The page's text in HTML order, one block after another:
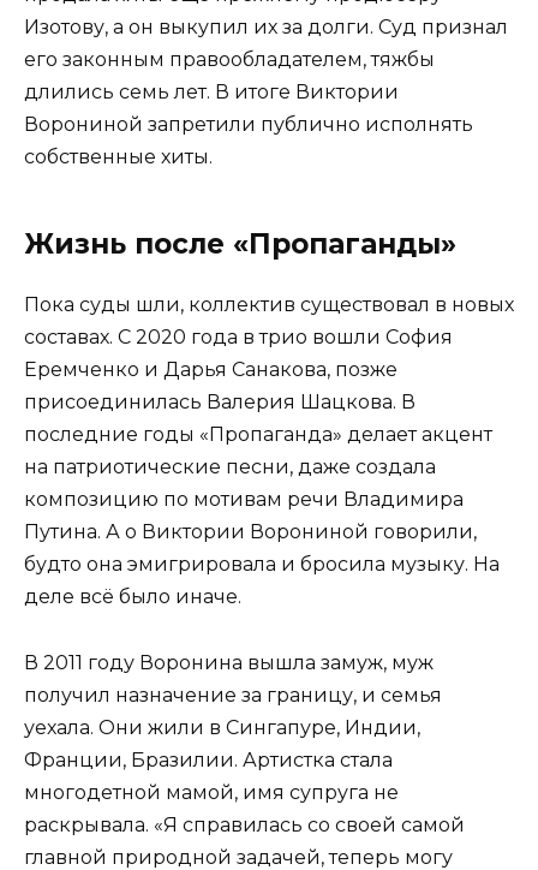
Изотову, а он выкупил их за долги. Суд признал
его законным правообладателем, тяжбы
длились семь лет. В итоге Виктории
Ворониной запретили публично исполнять
собственные хиты.
Жизнь после «Пропаганды»
Пока суды шли, коллектив существовал в новых
составах. С 2020 года в трио вошли София
Еремченко и Дарья Санакова, позже
присоединилась Валерия Шацкова. В
последние годы «Пропаганда» делает акцент
на патриотические песни, даже создала
композицию по мотивам речи Владимира
Путина. А о Виктории Ворониной говорили,
будто она эмигрировала и бросила музыку. На
деле всё было иначе.
В 2011 году Воронина вышла замуж, муж
получил назначение за границу, и семья
уехала. Они жили в Сингапуре, Индии,
Франции, Бразилии. Артистка стала
многодетной мамой, имя супруга не
раскрывала. «Я справилась со своей самой
главной природной задачей, теперь могу